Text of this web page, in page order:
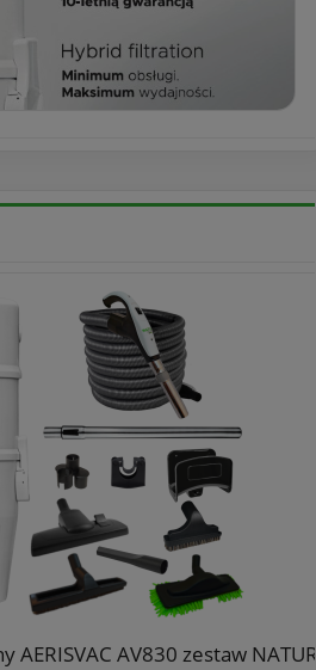
AERISVAC AV830 zestaw